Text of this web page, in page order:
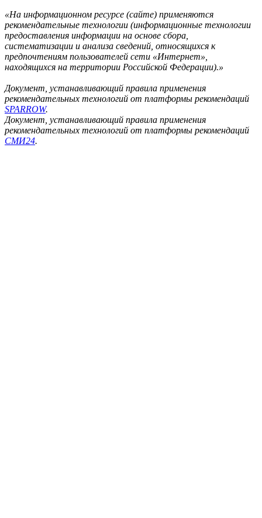
«На информационном ресурсе (сайте) применяются
рекомендательные технологии (информационные технологии
предоставления информации на основе сбора,
систематизации и анализа сведений, относящихся к
предпочтениям пользователей сети «Интернет»,
находящихся на территории Российской Федерации).»
Документ, устанавливающий правила применения
рекомендательных технологий от платформы рекомендаций
SPARROW.
Документ, устанавливающий правила применения
рекомендательных технологий от платформы рекомендаций
СМИ24.